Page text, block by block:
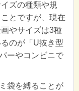
ズの種類や規
とですが、現在
やサイズは3種
のが「U抜き型
ーやコンビニで
袋を縛ることが